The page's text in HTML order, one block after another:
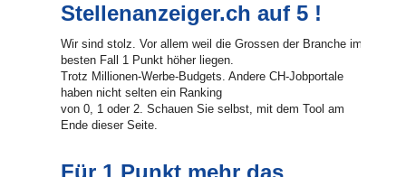
Stellenanzeiger.ch auf 5 !
Wir sind stolz. Vor allem weil die Grossen der Branche im
besten Fall 1 Punkt höher liegen.
Trotz Millionen-Werbe-Budgets. Andere CH-Jobportale
haben nicht selten ein Ranking
von 0, 1 oder 2. Schauen Sie selbst, mit dem Tool am
Ende dieser Seite.
Für 1 Punkt mehr das